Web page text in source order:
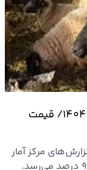
قیمت جدید دام زنده امروز ۲۹ اسفندماه ۱۴۰۴/ قیمت
مرکز آمار